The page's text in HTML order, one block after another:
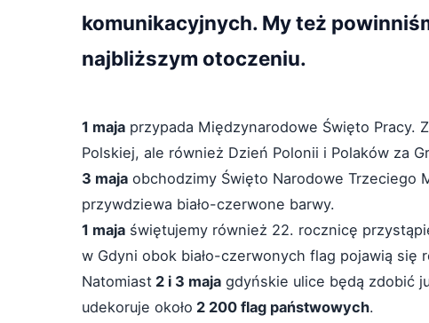
komunikacyjnych. My też
najbliższym otoczeniu.
1 maja przypada Międzynarodowe Święto Pracy.
Polskiej, ale również Dzień Polonii i Polaków za
3 maja obchodzimy Święto Narodowe Trzeciego
przywdziewa biało-czerwone barwy.
1 maja świętujemy również 22. rocznicę
w Gdyni obok biało-czerwonych flag pojawią się
Natomiast 2 i 3 maja gdyńskie ulice będą zdobić
udekoruje około 2 200 flag państwowych.